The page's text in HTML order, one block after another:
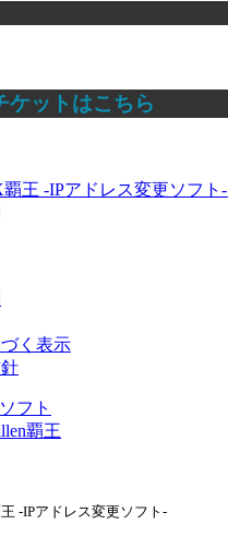
ケットはこちら
覇王 -IPアドレス変更ソフト-
く表示
フト
覇王
-IPアドレス変更ソフト-